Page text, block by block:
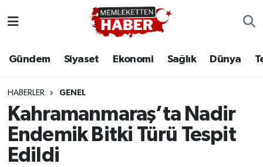
Gündem Siyaset Ekonomi Sağlık Dünya
HABERLER GENEL
Kahramanmaraş’ta Nadir
Endemik Bitki Türü Tespit
Edildi